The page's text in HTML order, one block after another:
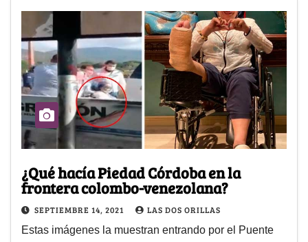
¿Qué hacía Piedad Córdoba en la
frontera colombo-venezolana?
SEPTIEMBRE 14, 2021 LAS DOS ORILLAS
Estas imágenes la muestran entrando por el Puente